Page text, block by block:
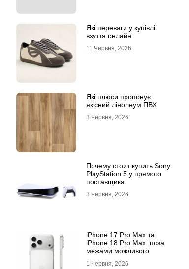
Які переваги у купівлі
взуття онлайн
11 Червня, 2026
Які плюси пропонує
якісний лінолеум ПВХ
3 Червня, 2026
Почему стоит купить Sony
PlayStation 5 у прямого
поставщика
3 Червня, 2026
iPhone 17 Pro Max та
iPhone 18 Pro Max: поза
межами можливого
1 Червня, 2026